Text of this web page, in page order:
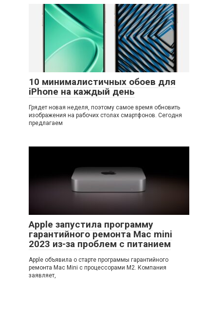
10 минималистичных обоев для
iPhone на каждый день
Грядет новая неделя, поэтому самое время обновить
изображения на рабочих столах смартфонов. Сегодня
предлагаем
Apple запустила программу
гарантийного ремонта Mac mini
2023 из-за проблем с питанием
Apple объявила о старте программы гарантийного
ремонта Mac Mini с процессорами M2. Компания
заявляет,